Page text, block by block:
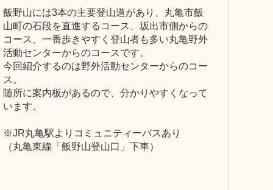
飯野山には3本の主要登山道があり、丸亀市飯
山町の石段を直進するコース、坂出市側からの
コース、一番歩きやすく登山者も多い丸亀野外
活動センターからのコースです。
今回紹介するのは野外活動センターからのコー
ス。
随所に案内板があるので、分かりやすくなって
います。
※JR丸亀駅よりコミュニティーバスあり
（丸亀東線「飯野山登山口」下車）